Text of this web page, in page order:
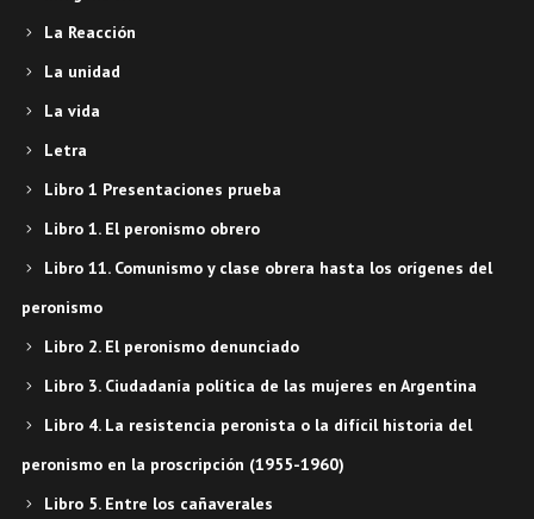
La Reacción
La unidad
La vida
Letra
Libro 1 Presentaciones prueba
Libro 1. El peronismo obrero
Libro 11. Comunismo y clase obrera hasta los orígenes del
peronismo
Libro 2. El peronismo denunciado
Libro 3. Ciudadanía política de las mujeres en Argentina
Libro 4. La resistencia peronista o la difícil historia del
peronismo en la proscripción (1955-1960)
Libro 5. Entre los cañaverales